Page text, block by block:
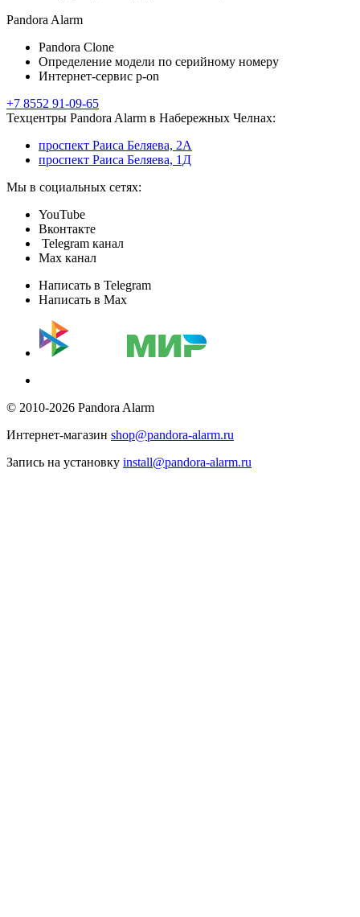
Pandora Alarm
Pandora Clone
Определение модели по серийному номеру
Интернет-сервис p-on
+7 8552 91-09-65
Техцентры Pandora Alarm в Набережных Челнах:
проспект Раиса Беляева, 2А
проспект Раиса Беляева, 1Д
Мы в социальных сетях:
YouTube
Вконтакте
Telegram канал
Max канал
Написать в Telegram
Написать в Max
© 2010-2026 Pandora Alarm
Интернет-магазин shop@pandora-alarm.ru
Запись на установку install@pandora-alarm.ru